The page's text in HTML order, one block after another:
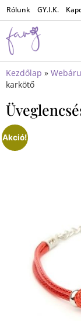
Rólunk GY.I.K.
Kezdőlap »
karkötő
Akció!